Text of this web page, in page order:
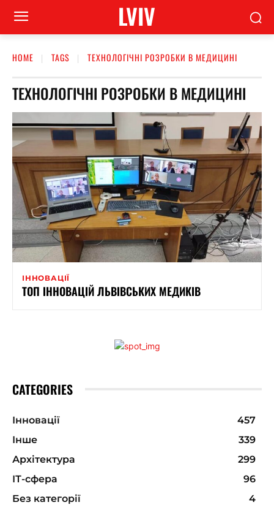
LVIV
HOME TAGS ТЕХНОЛОГІЧНІ РОЗРОБКИ В МЕДИЦИНІ
ТЕХНОЛОГІЧНІ РОЗРОБКИ В МЕДИЦИНІ
ІННОВАЦІЇ
ТОП ІННОВАЦІЙ ЛЬВІВСЬКИХ МЕДИКІВ
CATEGORIES
Інновації
457
Інше
339
Архітектура
299
ІТ-сфера
96
Без категорії
4